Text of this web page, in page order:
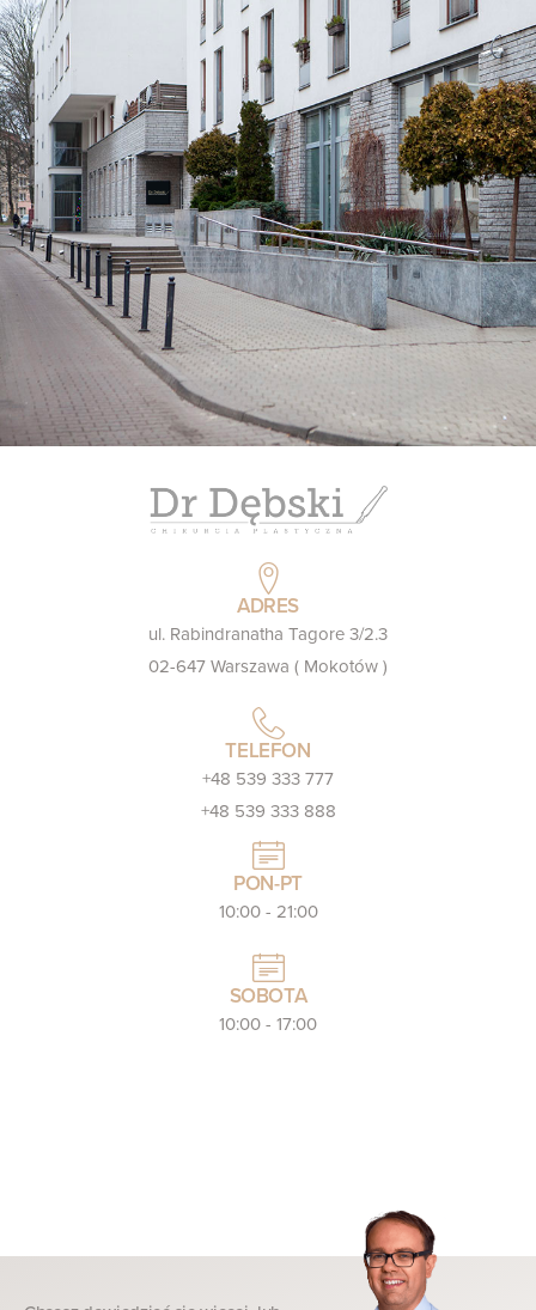
zabiegu. Uszka mają sie bardzo
dobrze, zagoiły się calkowicie… i nie
są chowane w gąszczu
rozpuszczonych włosów. Ba, są
wręcz eksponowane przy włosach w
kitce ♡
Bardzo dziękuję Panu Doktorowi za
poprawienie jakości mojego życia! :)
ADRES
ul. Rabindranatha Tagore 3/2.3
02-647 Warszawa ( Mokotów )
TELEFON
+48 539 333 777
+48 539 333 888
PON-PT
10:00 - 21:00
SOBOTA
10:00 - 17:00